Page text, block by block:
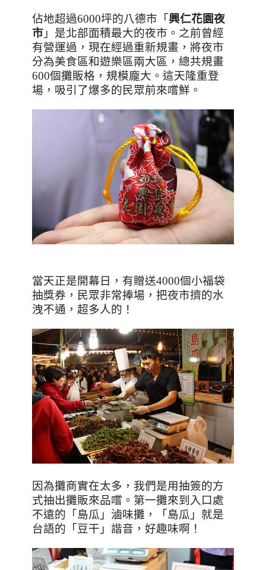
佔地超過6000坪的八德市「 興仁花園夜
市 」是北部面積最大的夜市。之前曾經
有營運過，現在經過重新規畫，將夜市
分為美食區和遊樂區兩大區，總共規畫
600個攤販格，規模龐大。這天隆重登
場，吸引了爆多的民眾前來嚐鮮。
當天正是開幕日，有贈送4000個小福袋
抽獎券，民眾非常捧場，把夜市擠的水
洩不通，超多人的！
因為攤商實在太多，我們是用抽簽的方
式抽出攤販來品嚐。第一攤來到入口處
不遠的「島瓜」滷味攤，「島瓜」就是
台語的「豆干」諧音，好趣味啊！